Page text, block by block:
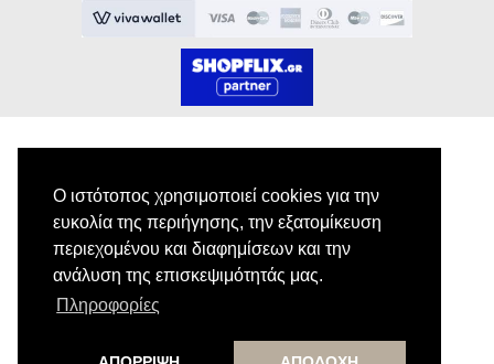
Ο ιστότοπος χρησιμοποιεί cookies για την
ευκολία της περιήγησης, την εξατομίκευση
περιεχομένου και διαφημίσεων και την
ανάλυση της επισκεψιμότητάς μας.
Πληροφορίες
Εγγραφή στο Newsletter
Κάνε εγγραφή στο newsletter μας για να
λαμβάνεις αποκλειστικές προσφορές.